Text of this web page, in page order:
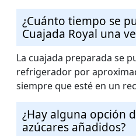
¿Cuánto tiempo se
Cuajada Royal una
La cuajada preparada se
refrigerador por
siempre que esté en un
¿Hay alguna opción
azúcares añadidos?